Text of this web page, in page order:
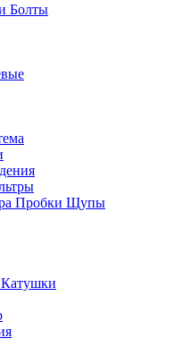
Болты
Пробки Щупы